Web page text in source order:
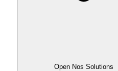
Open Nos Solutions